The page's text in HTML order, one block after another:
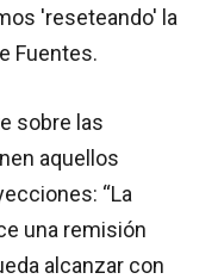
'reseteando' la
Fuentes.
sobre las
aquellos
“La
una remisión
alcanzar con